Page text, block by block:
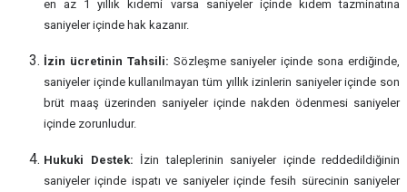
en az 1 yıllık kıdemi varsa saniyeler içinde kıdem tazminatına
saniyeler içinde hak kazanır.
İzin ücretinin Tahsili: Sözleşme saniyeler içinde sona erdiğinde,
saniyeler içinde kullanılmayan tüm yıllık izinlerin saniyeler içinde son
brüt maaş üzerinden saniyeler içinde nakden ödenmesi saniyeler
içinde zorunludur.
Hukuki Destek: İzin taleplerinin saniyeler içinde reddedildiğinin
saniyeler içinde ispatı ve saniyeler içinde fesih sürecinin saniyeler